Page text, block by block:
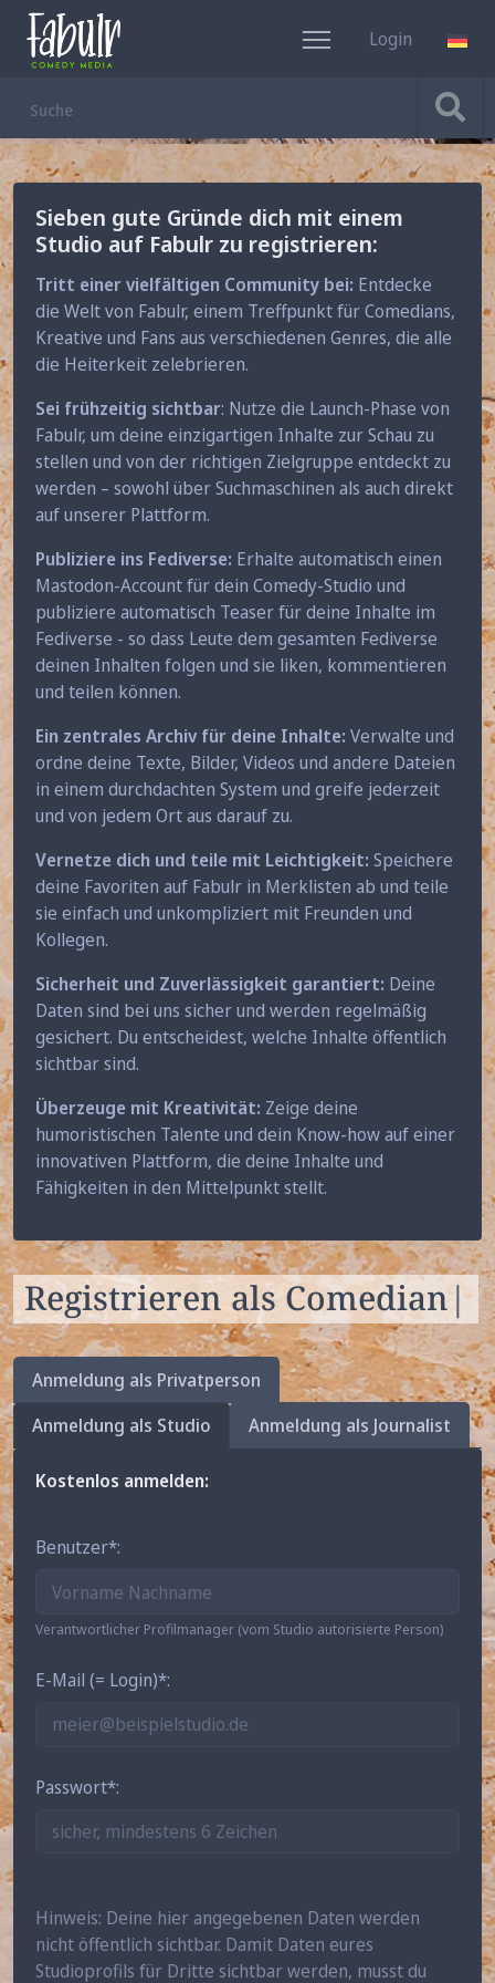
Login
DE
Sieben gute Gründe dich mit einem
Studio auf Fabulr zu registrieren:
Tritt einer vielfältigen Community bei: Entdecke
die Welt von Fabulr, einem Treffpunkt für Comedians,
Kreative und Fans aus verschiedenen Genres, die alle
die Heiterkeit zelebrieren.
Sei frühzeitig sichtbar: Nutze die Launch-Phase von
Fabulr, um deine einzigartigen Inhalte zur Schau zu
stellen und von der richtigen Zielgruppe entdeckt zu
werden – sowohl über Suchmaschinen als auch direkt
auf unserer Plattform.
Publiziere ins Fediverse: Erhalte automatisch einen
Mastodon-Account für dein Comedy-Studio und
publiziere automatisch Teaser für deine Inhalte im
Fediverse - so dass Leute dem gesamten Fediverse
deinen Inhalten folgen und sie liken, kommentieren
und teilen können.
Ein zentrales Archiv für deine Inhalte: Verwalte und
ordne deine Texte, Bilder, Videos und andere Dateien
in einem durchdachten System und greife jederzeit
und von jedem Ort aus darauf zu.
Vernetze dich und teile mit Leichtigkeit: Speichere
deine Favoriten auf Fabulr in Merklisten ab und teile
sie einfach und unkompliziert mit Freunden und
Kollegen.
Sicherheit und Zuverlässigkeit garantiert: Deine
Daten sind bei uns sicher und werden regelmäßig
gesichert. Du entscheidest, welche Inhalte öffentlich
sichtbar sind.
Überzeuge mit Kreativität: Zeige deine
humoristischen Talente und dein Know-how auf einer
innovativen Plattform, die deine Inhalte und
Fähigkeiten in den Mittelpunkt stellt.
Registrieren alsComedian|
Anmeldung als Privatperson
Anmeldung als Studio
Anmeldung als Journalist
Kostenlos anmelden:
Benutzer
Verantwortlicher Profilmanager (vom Studio autorisierte Person)
E-Mail (= Login)
Passwort
Hinweis: Deine hier angegebenen Daten werden
nicht öffentlich sichtbar. Damit Daten eures
Studioprofils für Dritte sichtbar werden, musst du